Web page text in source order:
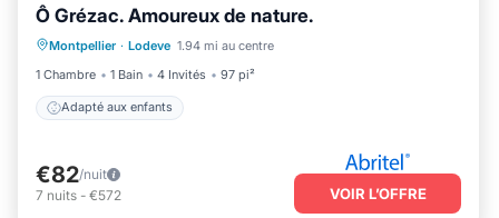
Ô Grézac. Amoureux de nature.
Montpellier · Lodeve 1.94 mi au centre
1 Chambre
1 Bain 4 Invités 97 pi²
Adapté aux enfants
Adapté aux enfants
€82/nuit
7 nuits - €572 VOIR L’OFFRE